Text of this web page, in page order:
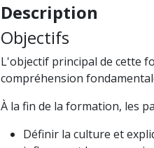
Description
Objectifs
L'objectif principal de cette
compréhension
À la fin de la formation, les
Définir la culture et